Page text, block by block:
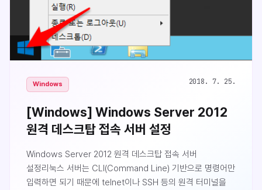
Windows 2018. 7. 25.
[Windows] Windows Server 2012
원격 데스크탑 접속 서버 설정
Windows Server 2012 원격 데스크탑 접속 서버
설정리눅스 서버는 CLI(Command Line) 기반으로 명령어만
입력하면 되기 때문에 telnet이나 SSH 등의 원격 터미널을